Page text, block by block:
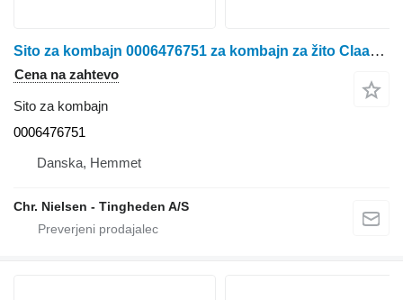
Sito za kombajn 0006476751 za kombajn za žito Claas Dominator 108
Cena na zahtevo
Sito za kombajn
0006476751
Danska, Hemmet
Chr. Nielsen - Tingheden A/S